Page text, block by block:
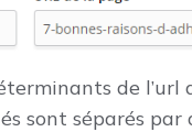
de l’url
sont séparés par